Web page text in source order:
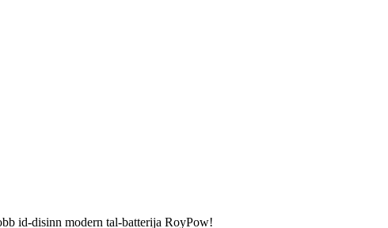
id-disinn modern tal-batterija RoyPow!